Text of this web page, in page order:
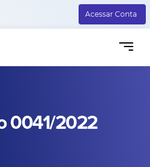
Acessar Conta
0041/2022